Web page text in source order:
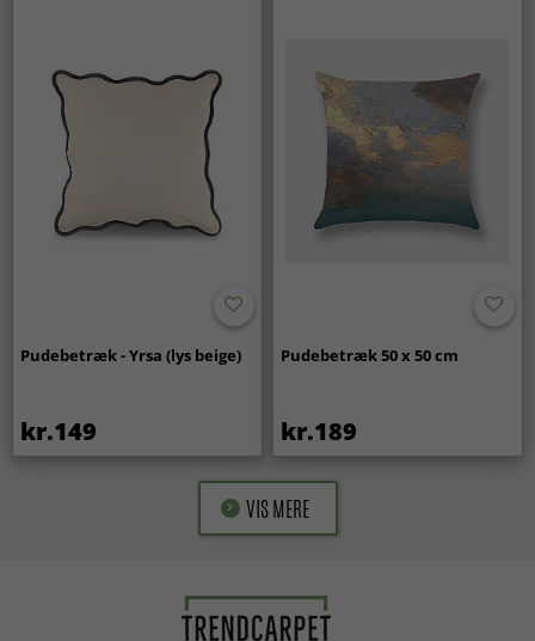
Pudebetræk - Yrsa (lys beige)
kr.149
Pudebetræk 50 x 50 cm
kr.189
VIS MERE